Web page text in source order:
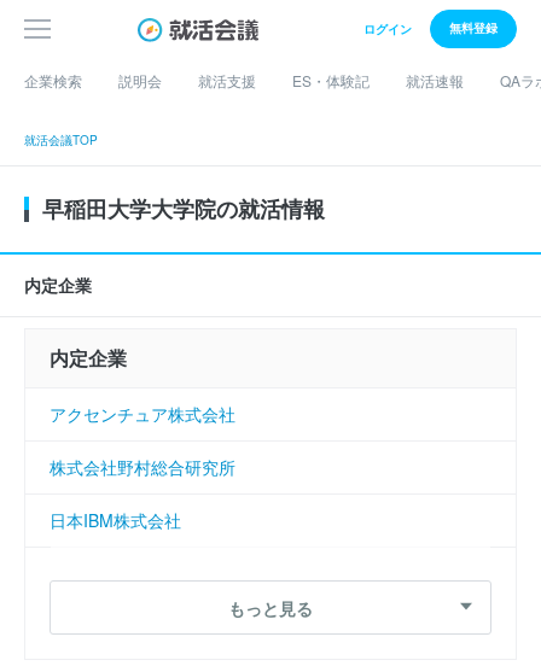
ログイン 無料登録
企業検索 説明会 就活支援 ES・体験記 就活速報 QAラ
就活会議TOP
早稲田大学大学院の就活情報
内定企業
内定企業
アクセンチュア株式会社
株式会社野村総合研究所
日本IBM株式会社
ソニーグループ株式会社
もっと見る